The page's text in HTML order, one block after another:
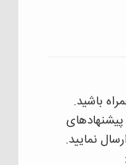
باشید.
پیشنهادهای
نمایید.